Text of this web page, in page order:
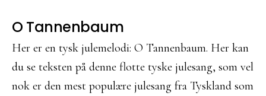
O Tannenbaum
Her er en tysk julemelodi: O Tannenbaum. Her kan
du se teksten på denne flotte tyske julesang, som vel
nok er den mest populære julesang fra Tyskland som